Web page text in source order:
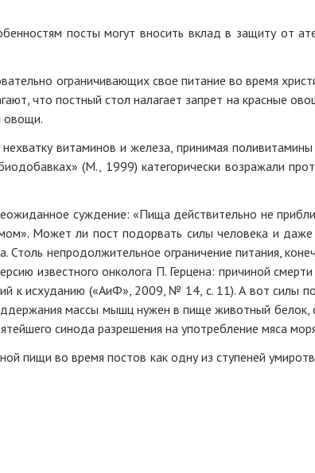
посты могут вносить вклад в защиту от
ограничивающих свое питание во время
что постный стол налагает запрет на красные
овощи.
витаминов и железа, принимая
(М., 1999) категорически возражали
суждение: «Пища действительно не
Может ли пост подорвать силы человека и
непродолжительное ограничение питания,
известного онколога П. Герцена: причиной
к исхуданию («АиФ», 2009, № 14, с. 11). А вот силы
массы мышц нужен в пище животный белок,
синода разрешения на употребление мяса
пищи во время постов как одну из ступеней